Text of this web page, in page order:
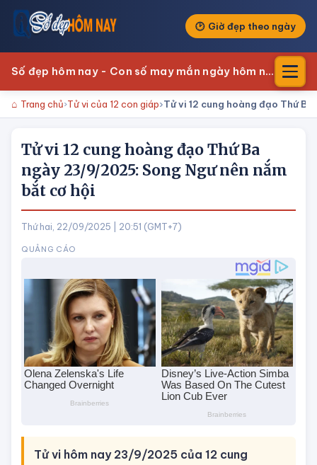
Giờ đẹp theo ngày
Số đẹp hôm nay - Con số may mắn ngày hôm nay
Trang chủ Tử vi của 12 con giáp Tử vi 12 cung hoàng đạo Thứ
Tử vi 12 cung hoàng đạo Thứ Ba
ngày 23/9/2025: Song Ngư nên nắm
bắt cơ hội
Thứ hai, 22/09/2025 | 20:51 (GMT+7)
Tử vi hôm nay 23/9/2025 của 12 cung